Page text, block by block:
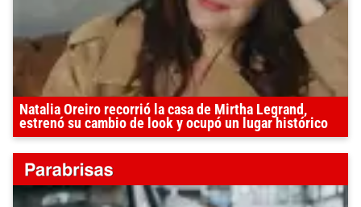
Natalia Oreiro recorrió la casa de Mirtha Legrand,
estrenó su cambio de look y ocupó un lugar histórico